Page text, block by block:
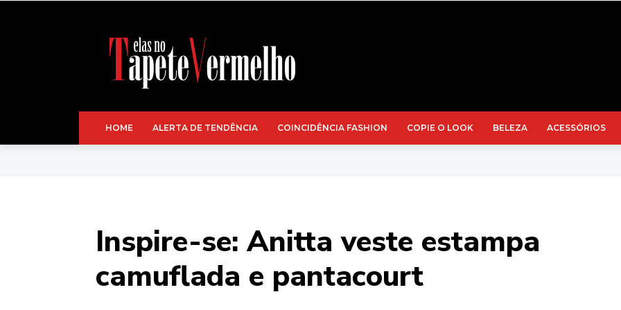
HOME ALERTA DE TENDÊNCIA COINCIDÊNCIA FASHION COPIE O LOOK BELEZA ACESSÓRIOS
Inspire-se: Anitta veste estampa
camuflada e pantacourt